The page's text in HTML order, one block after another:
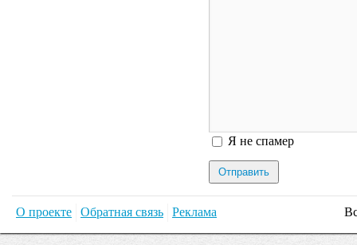
Я спамер
Я не спамер
О проекте Обратная связь Реклама